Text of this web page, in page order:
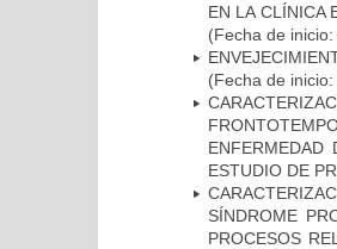
EN LA CLÍNICA
(Fecha de
(Fecha de
ENFERMEDAD
ESTUDIO DE
SÍNDROME
PROCESOS